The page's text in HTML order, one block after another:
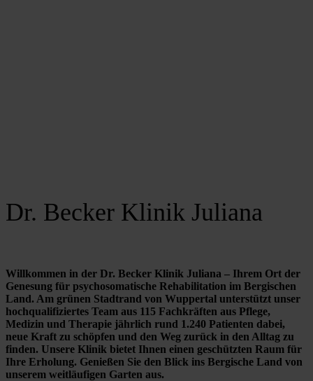
Dr. Becker Klinik Juliana
Willkommen in der Dr. Becker Klinik Juliana – Ihrem Ort der
Genesung für psychosomatische Rehabilitation im Bergischen
Land. Am grünen Stadtrand von Wuppertal unterstützt unser
hochqualifiziertes Team aus 115 Fachkräften aus Pflege,
Medizin und Therapie jährlich rund 1.240 Patienten dabei,
neue Kraft zu schöpfen und den Weg zurück in den Alltag zu
finden. Unsere Klinik bietet Ihnen einen geschützten Raum für
Ihre Erholung. Genießen Sie den Blick ins Bergische Land von
unserem weitläufigen Garten aus.